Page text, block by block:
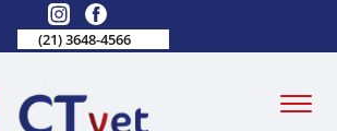
(21) 3648-4566